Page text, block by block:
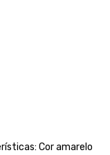
Cor amarelo